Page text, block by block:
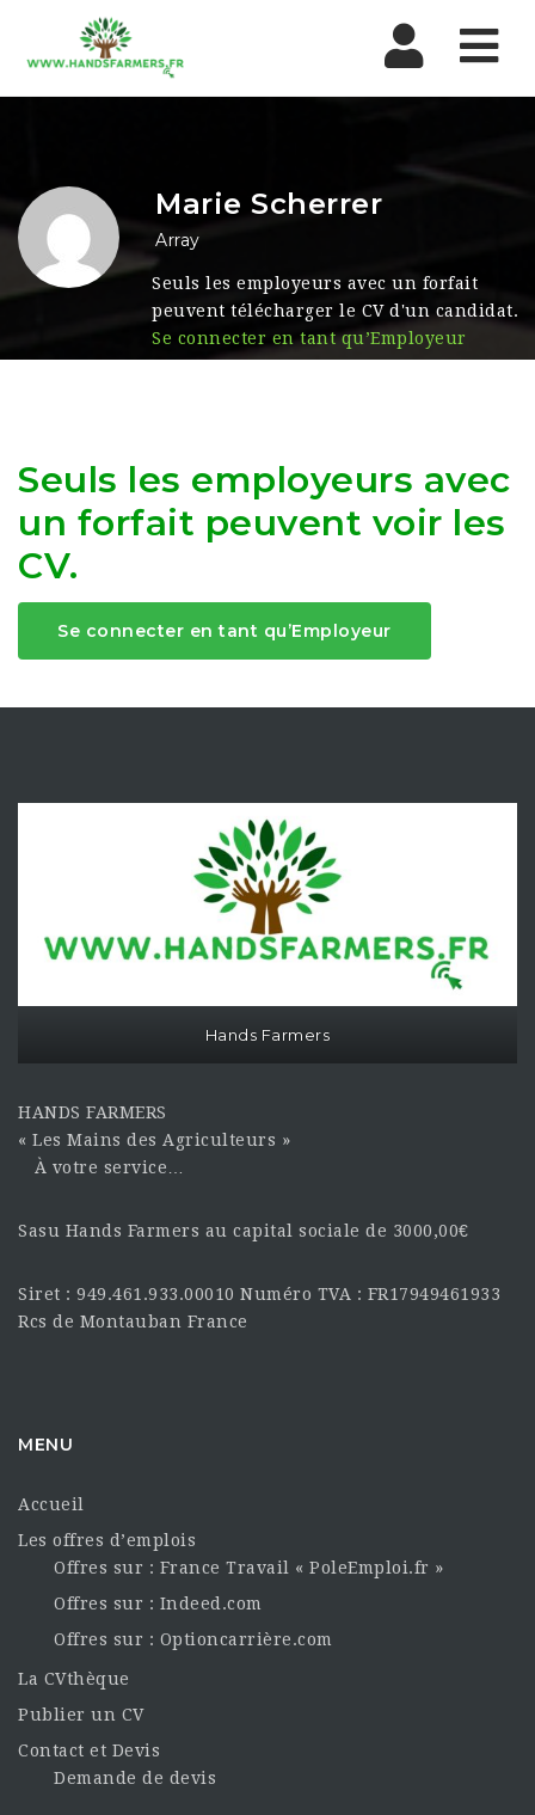
Seuls les employeurs avec un forfait
peuvent télécharger le CV d'un candidat.
Se connecter en tant qu’Employeur
Marie Scherrer
Array
Seuls les employeurs avec
un forfait peuvent voir les
CV.
Se connecter en tant qu’Employeur
Hands Farmers
HANDS FARMERS
« Les Mains des Agriculteurs »
À votre service…
Sasu Hands Farmers au capital sociale de 3000,00€
Siret : 949.461.933.00010 Numéro TVA : FR17949461933
Rcs de Montauban France
MENU
Accueil
Les offres d’emplois
Offres sur : France Travail « PoleEmploi.fr »
Offres sur : Indeed.com
Offres sur : Optioncarrière.com
La CVthèque
Publier un CV
Contact et Devis
Demande de devis